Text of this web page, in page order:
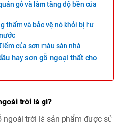
gỗ và làm tăng độ bền của
thấm và bảo vệ nó khỏi bị hư
của sơn màu sàn nhà
hay sơn gỗ ngoại thất cho
trời là gì?
ngoài trời là sản phẩm được sử